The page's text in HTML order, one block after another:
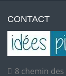
CONTACT
8 chemin